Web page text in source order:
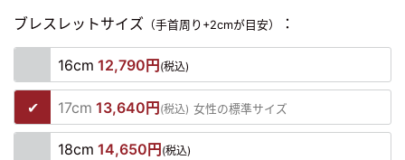
ブレスレットサイズ （手首周り+2cmが目安） ：
16cm 12,790円(税込)
17cm 13,640円(税込) 女性の標準サイズ
18cm 14,650円 (税込)